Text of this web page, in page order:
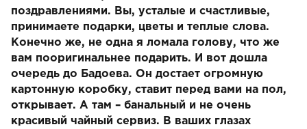
поздравлениями. Вы, усталые и счастливые,
принимаете подарки, цветы и теплые слова.
Конечно же, не одна я ломала голову, что же
вам пооригинальнее подарить. И вот дошла
очередь до Бадоева. Он достает огромную
картонную коробку, ставит перед вами на пол,
открывает. А там – банальный и не очень
красивый чайный сервиз. В ваших глазах